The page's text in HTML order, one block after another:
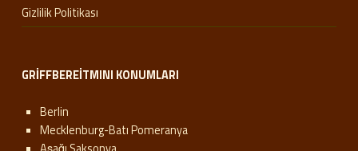
Gizlilik Politikası
GRIFFBEREITMINI KONUMLARI
Berlin
Mecklenburg-Batı Pomeranya